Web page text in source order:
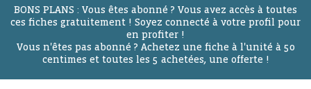
BONS PLANS : Vous êtes abonné ? Vous avez accès à toutes
ces fiches gratuitement ! Soyez connecté à votre profil pour
en profiter !
Vous n'êtes pas abonné ? Achetez une fiche à l'unité à 50
centimes et toutes les 5 achetées, une offerte !